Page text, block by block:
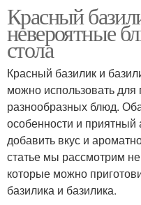
Красный
невероятные
стола
Красный базилик и
можно использовать
разнообразных блюд.
особенности и
добавить вкус и
статье мы рассмотрим
которые можно
базилика и базилика.